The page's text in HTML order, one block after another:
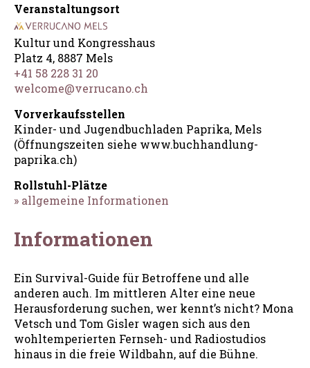
Veranstaltungsort
Kultur und Kongresshaus
Platz 4, 8887 Mels
+41 58 228 31 20
welcome@verrucano.ch
Vorverkaufsstellen
Kinder- und Jugendbuchladen Paprika, Mels
(Öffnungszeiten siehe www.buchhandlung-
paprika.ch)
Rollstuhl-Plätze
» allgemeine Informationen
Informationen
Ein Survival-Guide für Betroffene und alle
anderen auch. Im mittleren Alter eine neue
Herausforderung suchen, wer kennt’s nicht? Mona
Vetsch und Tom Gisler wagen sich aus den
wohltemperierten Fernseh- und Radiostudios
hinaus in die freie Wildbahn, auf die Bühne.